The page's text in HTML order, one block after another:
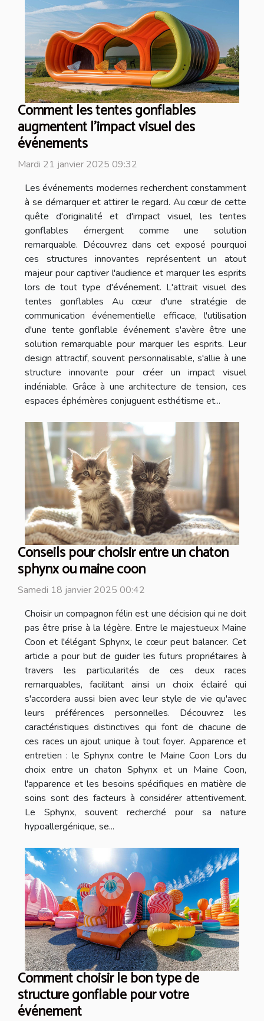
Comment les tentes gonflables
augmentent l'impact visuel des
événements
Mardi 21 janvier 2025 09:32
Les événements modernes recherchent constamment
à se démarquer et attirer le regard. Au cœur de cette
quête d'originalité et d'impact visuel, les tentes
gonflables émergent comme une solution
remarquable. Découvrez dans cet exposé pourquoi
ces structures innovantes représentent un atout
majeur pour captiver l'audience et marquer les esprits
lors de tout type d'événement. L'attrait visuel des
tentes gonflables Au cœur d'une stratégie de
communication événementielle efficace, l'utilisation
d'une tente gonflable événement s'avère être une
solution remarquable pour marquer les esprits. Leur
design attractif, souvent personnalisable, s'allie à une
structure innovante pour créer un impact visuel
indéniable. Grâce à une architecture de tension, ces
espaces éphémères conjuguent esthétisme et...
Conseils pour choisir entre un chaton
sphynx ou maine coon
Samedi 18 janvier 2025 00:42
Choisir un compagnon félin est une décision qui ne doit
pas être prise à la légère. Entre le majestueux Maine
Coon et l'élégant Sphynx, le cœur peut balancer. Cet
article a pour but de guider les futurs propriétaires à
travers les particularités de ces deux races
remarquables, facilitant ainsi un choix éclairé qui
s'accordera aussi bien avec leur style de vie qu'avec
leurs préférences personnelles. Découvrez les
caractéristiques distinctives qui font de chacune de
ces races un ajout unique à tout foyer. Apparence et
entretien : le Sphynx contre le Maine Coon Lors du
choix entre un chaton Sphynx et un Maine Coon,
l'apparence et les besoins spécifiques en matière de
soins sont des facteurs à considérer attentivement.
Le Sphynx, souvent recherché pour sa nature
hypoallergénique, se...
Comment choisir le bon type de
structure gonflable pour votre
événement